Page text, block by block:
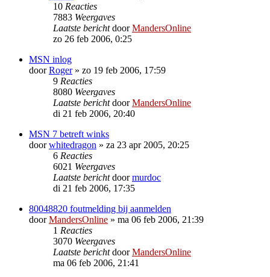
10 Reacties
7883 Weergaves
Laatste berichtdoorMandersOnline
zo 26 feb 2006, 0:25
MSN inlog
doorRoger» zo 19 feb 2006, 17:59
9 Reacties
8080 Weergaves
Laatste berichtdoorMandersOnline
di 21 feb 2006, 20:40
MSN 7 betreft winks
doorwhitedragon » za 23 apr 2005, 20:25
6 Reacties
6021 Weergaves
Laatste berichtdoormurdoc
di 21 feb 2006, 17:35
80048820 foutmelding bij aanmelden
doorMandersOnline » ma 06 feb 2006, 21:39
1 Reacties
3070 Weergaves
Laatste berichtdoorMandersOnline
ma 06 feb 2006, 21:41